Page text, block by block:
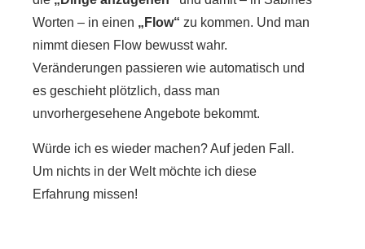
Worten – in einen „Flow“ zu kommen. Und man
nimmt diesen Flow bewusst wahr.
Veränderungen passieren wie automatisch und
es geschieht plötzlich, dass man
unvorhergesehene Angebote bekommt.
Würde ich es wieder machen? Auf jeden Fall.
Um nichts in der Welt möchte ich diese
Erfahrung missen!